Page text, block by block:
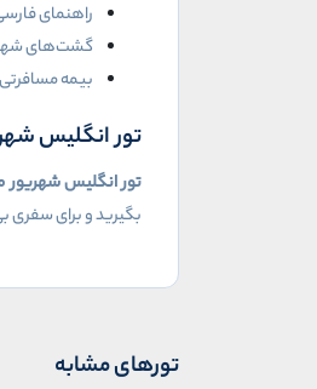
راهنمای
گشت‌های
بیمه
تور انگلیس
تور انگلیس شهریور
بگیرید و برای سفری
تورهای مشابه